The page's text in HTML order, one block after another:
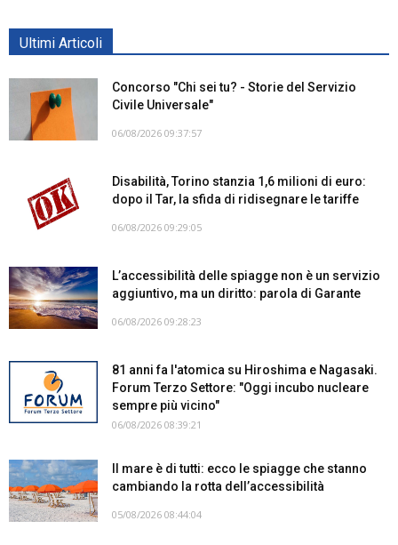
Ultimi Articoli
Concorso "Chi sei tu? - Storie del Servizio
Civile Universale"
06/08/2026 09:37:57
Disabilità, Torino stanzia 1,6 milioni di euro:
dopo il Tar, la sfida di ridisegnare le tariffe
06/08/2026 09:29:05
L’accessibilità delle spiagge non è un servizio
aggiuntivo, ma un diritto: parola di Garante
06/08/2026 09:28:23
81 anni fa l'atomica su Hiroshima e Nagasaki.
Forum Terzo Settore: "Oggi incubo nucleare
sempre più vicino"
06/08/2026 08:39:21
Il mare è di tutti: ecco le spiagge che stanno
cambiando la rotta dell’accessibilità
05/08/2026 08:44:04